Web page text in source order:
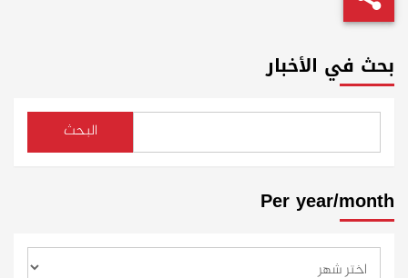
بحث في الأخبار
البحث
Per year/month